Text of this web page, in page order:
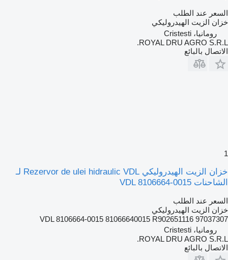
السعر عند الطلب
خزان الزيت الهيدروليكي
رومانيا، Cristesti
ROYAL DRU AGRO S.R.L.
الاتصال بالبائع
1
خزان الزيت الهيدروليكي Rezervor de ulei hidraulic VDL لـ
الشاحنات VDL 8106664-0015
السعر عند الطلب
خزان الزيت الهيدروليكي
VDL 8106664-0015 81066640015 R902651116 97037307
رومانيا، Cristesti
ROYAL DRU AGRO S.R.L.
الاتصال بالبائع